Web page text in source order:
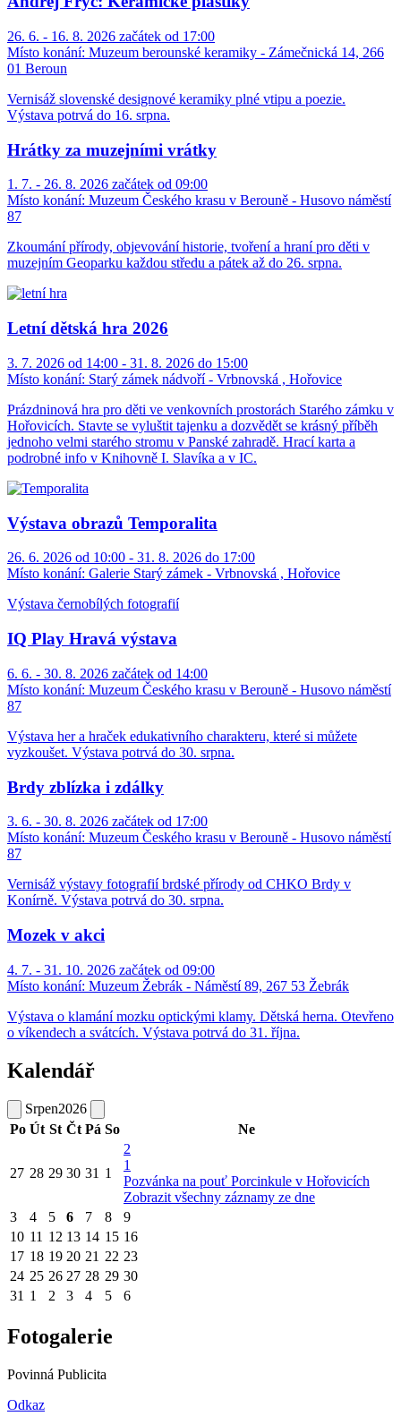
26. 6. - 16. 8. 2026 začátek od 17:00
Místo konání: Muzeum berounské keramiky - Zámečnická 14, 266
01 Beroun
Vernisáž slovenské designové keramiky plné vtipu a poezie.
Výstava potrvá do 16. srpna.
Hrátky za muzejními vrátky
1. 7. - 26. 8. 2026 začátek od 09:00
Místo konání: Muzeum Českého krasu v Berouně - Husovo náměstí
87
Zkoumání přírody, objevování historie, tvoření a hraní pro děti v
muzejním Geoparku každou středu a pátek až do 26. srpna.
Letní dětská hra 2026
3. 7. 2026 od 14:00 - 31. 8. 2026 do 15:00
Místo konání: Starý zámek nádvoří - Vrbnovská , Hořovice
Prázdninová hra pro děti ve venkovních prostorách Starého zámku v
Hořovicích. Stavte se vyluštit tajenku a dozvědět se krásný příběh
jednoho velmi starého stromu v Panské zahradě. Hrací karta a
podrobné info v Knihovně I. Slavíka a v IC.
Výstava obrazů Temporalita
26. 6. 2026 od 10:00 - 31. 8. 2026 do 17:00
Místo konání: Galerie Starý zámek - Vrbnovská , Hořovice
Výstava černobílých fotografií
IQ Play Hravá výstava
6. 6. - 30. 8. 2026 začátek od 14:00
Místo konání: Muzeum Českého krasu v Berouně - Husovo náměstí
87
Výstava her a hraček edukativního charakteru, které si můžete
vyzkoušet. Výstava potrvá do 30. srpna.
Brdy zblízka i zdálky
3. 6. - 30. 8. 2026 začátek od 17:00
Místo konání: Muzeum Českého krasu v Berouně - Husovo náměstí
87
Vernisáž výstavy fotografií brdské přírody od CHKO Brdy v
Konírně. Výstava potrvá do 30. srpna.
Mozek v akci
4. 7. - 31. 10. 2026 začátek od 09:00
Místo konání: Muzeum Žebrák - Náměstí 89, 267 53 Žebrák
Výstava o klamání mozku optickými klamy. Dětská herna. Otevřeno
o víkendech a svátcích. Výstava potrvá do 31. října.
Kalendář
Srpen2026
Po Út St Čt Pá So Ne
27 28 29 30 31 1
2
1
Pozvánka na pouť Porcinkule v Hořovicích
Zobrazit všechny záznamy ze dne
3
4 5 6 7 8
9
10 11 12 13 14 15 16
17 18 19 20 21 22 23
24 25 26 27 28 29 30
31 1 2 3 4 5 6
Fotogalerie
Povinná Publicita
Odkaz